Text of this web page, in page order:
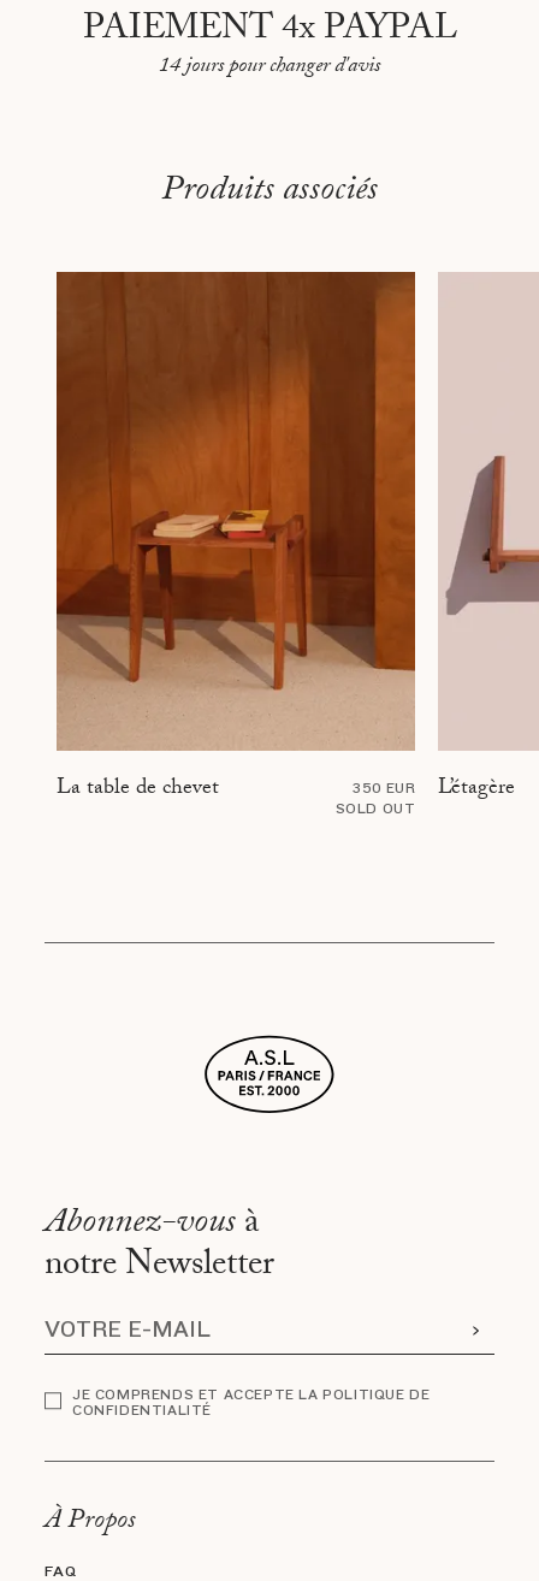
PAIEMENT 4x PAYPAL
14 jours pour changer d'avis
Produits associés
La table de chevet
350 EUR
SOLD OUT
L’étagère
Abonnez-vousà
notre Newsletter
JE COMPRENDS ET ACCEPTE LA POLITIQUE DE
CONFIDENTIALITÉ
À Propos
FAQ